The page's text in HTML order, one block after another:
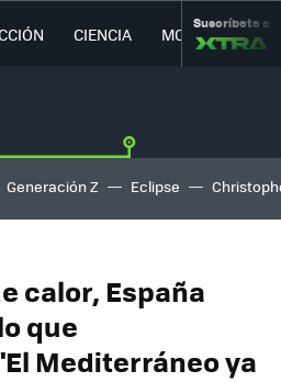
CIENCIA MOVILIDAD
Suscríbete a
Generación Z Eclipse
calor, España
que
Mediterráneo ya